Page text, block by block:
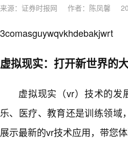
来源：证券时报网 作者：陈凤馨
3comasguywqvkhdebakjwrt
虚拟现实：打开新世界的
虚拟现实（vr）技术的发
乐、医疗、教育还是训练领域
展示最新的vr技术应用，带您